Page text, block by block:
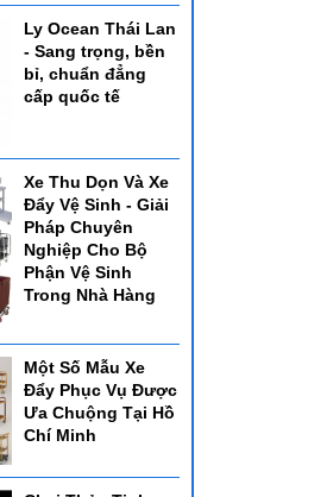
Ly Ocean Thái Lan
- Sang trọng, bền
bỉ, chuẩn đẳng
cấp quốc tế
Xe Thu Dọn Và Xe
Đẩy Vệ Sinh - Giải
Pháp Chuyên
Nghiệp Cho Bộ
Phận Vệ Sinh
Trong Nhà Hàng
Một Số Mẫu Xe
Đẩy Phục Vụ Được
Ưa Chuộng Tại Hồ
Chí Minh